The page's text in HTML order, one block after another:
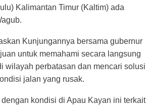
Kalimantan Timur (Kaltim) ada
Kunjungannya bersama gubernur
untuk memahami secara langsung
wilayah perbatasan dan mencari solusi
jalan yang rusak.
kondisi di Apau Kayan ini terkait